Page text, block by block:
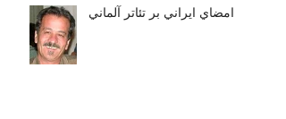
امضاي ايراني بر تئاتر آلماني